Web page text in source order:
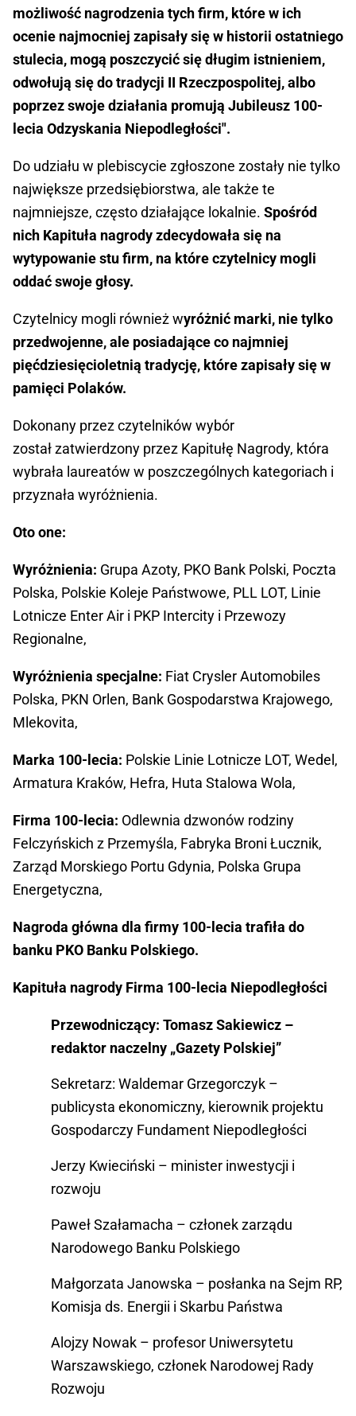
możliwość nagrodzenia tych firm, które w ich
ocenie najmocniej zapisały się w historii ostatniego
stulecia, mogą poszczycić się długim istnieniem,
odwołują się do tradycji II Rzeczpospolitej, albo
poprzez swoje działania promują Jubileusz 100-
lecia Odzyskania Niepodległości".
Do udziału w plebiscycie zgłoszone zostały nie tylko
największe przedsiębiorstwa, ale także te
najmniejsze, często działające lokalnie. Spośród
nich Kapituła nagrody zdecydowała się na
wytypowanie stu firm, na które czytelnicy mogli
oddać swoje głosy.
Czytelnicy mogli również wyróżnić marki, nie tylko
przedwojenne, ale posiadające co najmniej
pięćdziesięcioletnią tradycję, które zapisały się w
pamięci Polaków.
Dokonany przez czytelników wybór
został zatwierdzony przez Kapitułę Nagrody, która
wybrała laureatów w poszczególnych kategoriach i
przyznała wyróżnienia.
Oto one:
Wyróżnienia: Grupa Azoty, PKO Bank Polski, Poczta
Polska, Polskie Koleje Państwowe, PLL LOT, Linie
Lotnicze Enter Air i PKP Intercity i Przewozy
Regionalne,
Wyróżnienia specjalne: Fiat Crysler Automobiles
Polska, PKN Orlen, Bank Gospodarstwa Krajowego,
Mlekovita,
Marka 100-lecia: Polskie Linie Lotnicze LOT, Wedel,
Armatura Kraków, Hefra, Huta Stalowa Wola,
Firma 100-lecia: Odlewnia dzwonów rodziny
Felczyńskich z Przemyśla, Fabryka Broni Łucznik,
Zarząd Morskiego Portu Gdynia, Polska Grupa
Energetyczna,
Nagroda główna dla firmy 100-lecia trafiła do
banku PKO Banku Polskiego.
Kapituła nagrody Firma 100-lecia Niepodległości
Przewodniczący: Tomasz Sakiewicz –
redaktor naczelny „Gazety Polskiej”
Sekretarz: Waldemar Grzegorczyk –
publicysta ekonomiczny, kierownik projektu
Gospodarczy Fundament Niepodległości
Jerzy Kwieciński – minister inwestycji i
rozwoju
Paweł Szałamacha – członek zarządu
Narodowego Banku Polskiego
Małgorzata Janowska – posłanka na Sejm RP,
Komisja ds. Energii i Skarbu Państwa
Alojzy Nowak – profesor Uniwersytetu
Warszawskiego, członek Narodowej Rady
Rozwoju